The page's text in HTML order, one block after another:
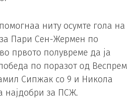
ниту осумте гола на
за Пари Сен-Жермен по
првото полувреме да ја
по поразот од Веспрем
Сипжак со 9 и Никола
најдобри за ПСЖ.